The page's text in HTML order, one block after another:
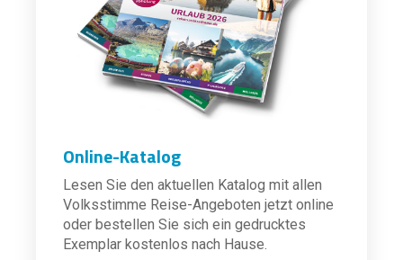
Online-Katalog
Lesen Sie den aktuellen Katalog mit allen
Volksstimme Reise-Angeboten jetzt online
oder bestellen Sie sich ein gedrucktes
Exemplar kostenlos nach Hause.